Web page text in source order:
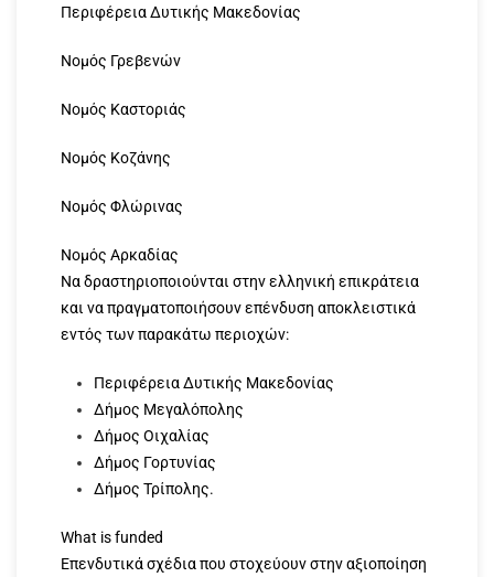
Περιφέρεια Δυτικής Μακεδονίας
Νομός Γρεβενών
Νομός Καστοριάς
Νομός Κοζάνης
Νομός Φλώρινας
Νομός Αρκαδίας
Να δραστηριοποιούνται στην ελληνική επικράτεια
και να πραγματοποιήσουν επένδυση αποκλειστικά
εντός των παρακάτω περιοχών:​​​
Περιφέρεια Δυτικής Μακεδονίας
Δήμος Μεγαλόπολης
Δήμος Οιχαλίας
Δήμος Γορτυνίας
Δήμος Τρίπολης.
What is funded
Επενδυτικά σχέδια που στοχεύουν στην αξιοποίηση